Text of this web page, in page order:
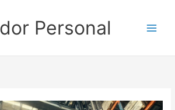
Personal